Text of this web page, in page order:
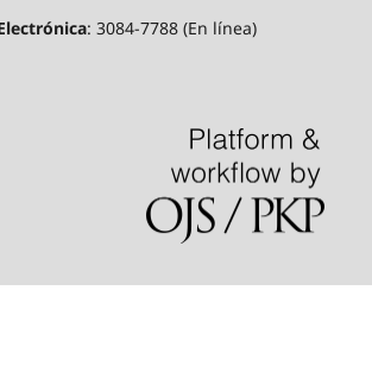
: 3084-7788 (En línea)